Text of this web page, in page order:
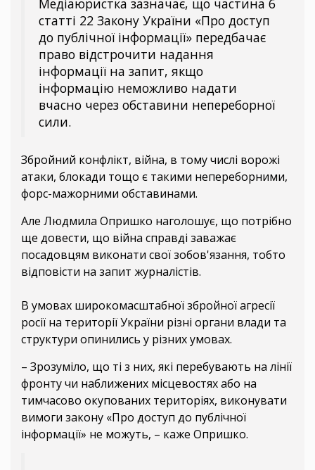
Медіаюристка зазначає, що частина 6
статті 22 Закону України «Про доступ
до публічної інформації» передбачає
право відстрочити надання
інформації на запит, якщо
інформацію неможливо надати
вчасно через обставини непереборної
сили.
Збройний конфлікт, війна, в тому числі ворожі
атаки, блокади тощо є такими непереборними,
форс-мажорними обставинами.
Але Людмила Опришко наголошує, що потрібно
ще довести, що війна справді заважає
посадовцям виконати свої зобов'язання, тобто
відповісти на запит журналістів.
В умовах широкомасштабної збройної агресії
росії на території України різні органи влади та
структури опинились у різних умовах.
– Зрозуміло, що ті з них, які перебувають на лінії
фронту чи наближених місцевостях або на
тимчасово окупованих територіях, виконувати
вимоги закону «Про доступ до публічної
інформації» не можуть, – каже Опришко.